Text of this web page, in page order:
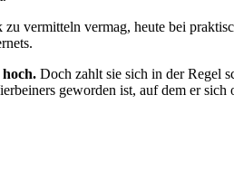
vermitteln vermag, heute bei
Doch zahlt sie sich in der Regel
geworden ist, auf dem er sich